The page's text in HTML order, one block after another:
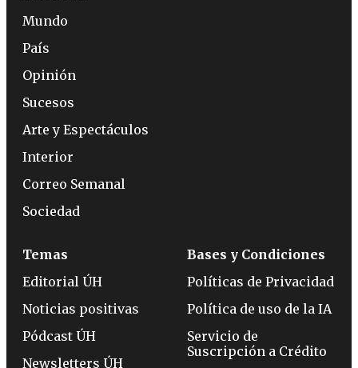
Mundo
País
Opinión
Sucesos
Arte y Espectáculos
Interior
Correo Semanal
Sociedad
Temas
Editorial ÚH
Noticias positivas
Pódcast ÚH
Newsletters ÚH
Bases y Condiciones
Políticas de Privacidad
Política de uso de la IA
Servicio de
Suscripción a Crédito